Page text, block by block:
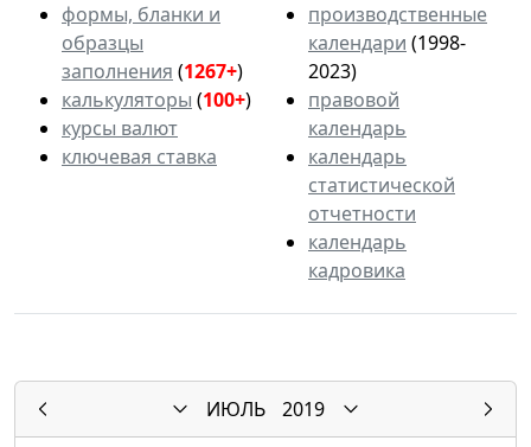
формы, бланки и
образцы
заполнения (1267+)
калькуляторы (100+)
курсы валют
ключевая ставка
производственные
календари (1998-
2023)
правовой
календарь
календарь
статистической
отчетности
календарь
кадровика
ИЮЛЬ
2019